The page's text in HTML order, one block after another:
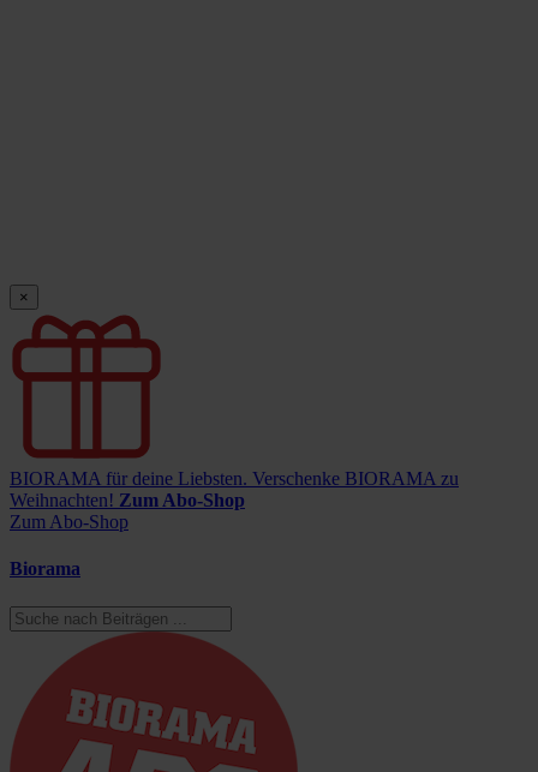
×
BIORAMA für deine Liebsten. Verschenke BIORAMA zu
Weihnachten! Zum Abo-Shop
Zum Abo-Shop
Biorama